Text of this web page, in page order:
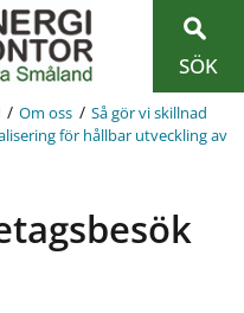
SÖK
/ Om oss / Så gör vi skillnad
för hållbar utveckling av